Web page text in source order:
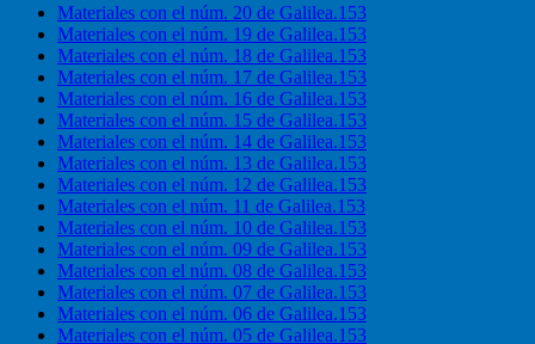
Materiales con el núm. 20 de Galilea.153
Materiales con el núm. 19 de Galilea.153
Materiales con el núm. 18 de Galilea.153
Materiales con el núm. 17 de Galilea.153
Materiales con el núm. 16 de Galilea.153
Materiales con el núm. 15 de Galilea.153
Materiales con el núm. 14 de Galilea.153
Materiales con el núm. 13 de Galilea.153
Materiales con el núm. 12 de Galilea.153
Materiales con el núm. 11 de Galilea.153
Materiales con el núm. 10 de Galilea.153
Materiales con el núm. 09 de Galilea.153
Materiales con el núm. 08 de Galilea.153
Materiales con el núm. 07 de Galilea.153
Materiales con el núm. 06 de Galilea.153
Materiales con el núm. 05 de Galilea.153